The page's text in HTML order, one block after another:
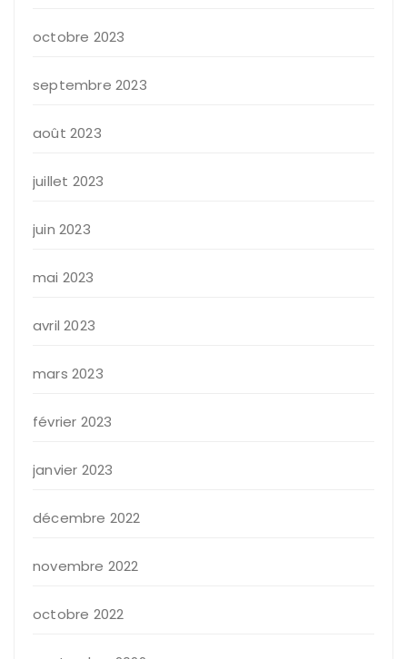
octobre 2023
septembre 2023
août 2023
juillet 2023
juin 2023
mai 2023
avril 2023
mars 2023
février 2023
janvier 2023
décembre 2022
novembre 2022
octobre 2022